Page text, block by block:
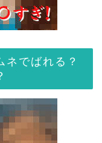
ネでばれる？